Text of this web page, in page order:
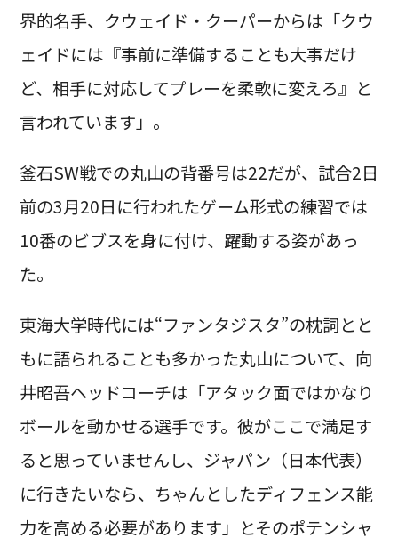
界的名手、クウェイド・クーパーからは「クウ
ェイドには『事前に準備することも大事だけ
ど、相手に対応してプレーを柔軟に変えろ』と
言われています」。
釜石SW戦での丸山の背番号は22だが、試合2日
前の3月20日に行われたゲーム形式の練習では
10番のビブスを身に付け、躍動する姿があっ
た。
東海大学時代には“ファンタジスタ”の枕詞とと
もに語られることも多かった丸山について、向
井昭吾ヘッドコーチは「アタック面ではかなり
ボールを動かせる選手です。彼がここで満足す
ると思っていませんし、ジャパン（日本代表）
に行きたいなら、ちゃんとしたディフェンス能
力を高める必要があります」とそのポテンシャ